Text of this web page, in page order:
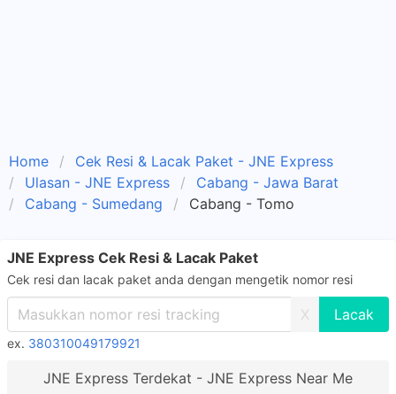
Home
Cek Resi & Lacak Paket - JNE Express
Ulasan - JNE Express
Cabang - Jawa Barat
Cabang - Sumedang
Cabang - Tomo
JNE Express Cek Resi & Lacak Paket
Cek resi dan lacak paket anda dengan mengetik nomor resi
X
ex. 380310049179921
JNE Express Terdekat - JNE Express Near Me